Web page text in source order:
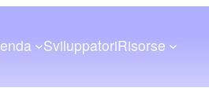
SviluppatoriRisorse